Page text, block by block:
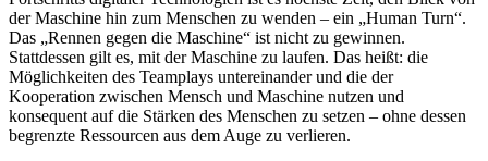
der Maschine hin zum Menschen zu wenden – ein „Human Turn“.
Das „Rennen gegen die Maschine“ ist nicht zu gewinnen.
Stattdessen gilt es, mit der Maschine zu laufen. Das heißt: die
Möglichkeiten des Teamplays untereinander und die der
Kooperation zwischen Mensch und Maschine nutzen und
konsequent auf die Stärken des Menschen zu setzen – ohne dessen
begrenzte Ressourcen aus dem Auge zu verlieren.